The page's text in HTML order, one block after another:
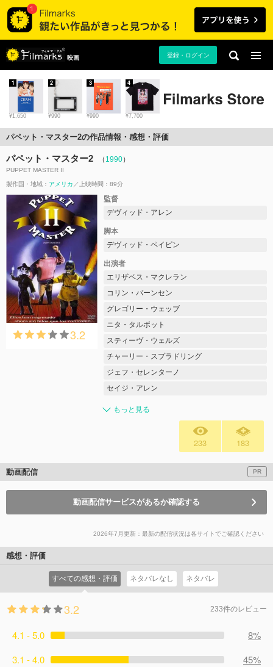
映画 登録・ログイン
¥1,650
1
¥990
2
¥990
3
¥7,700
4
パペット・マスター2の作品情報・感想・評価
パペット・マスター2 （ 1990）
PUPPET MASTER II
製作国・地域： アメリカ 上映時間：89分
3.2
監督
デヴィッド・アレン
脚本
デヴィッド・ペイピン
出演者
エリザベス・マクレラン
コリン・バーンセン
グレゴリー・ウェッブ
ニタ・タルボット
スティーヴ・ウェルズ
チャーリー・スプラドリング
ジェフ・セレンターノ
セイジ・アレン
もっと見る
233 183
動画配信 PR
動画配信サービスがあるか確認する
2026年7月更新：最新の配信状況は各サイトでご確認ください
感想・評価
すべての感想・評価 ネタバレなし ネタバレ
3.2 233件のレビュー
4.1 - 5.0
8%
3.1 - 4.0
45%